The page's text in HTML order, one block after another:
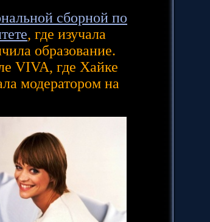
сборной по
, где изучала
образование.
VIVA, где Хайке
модератором на